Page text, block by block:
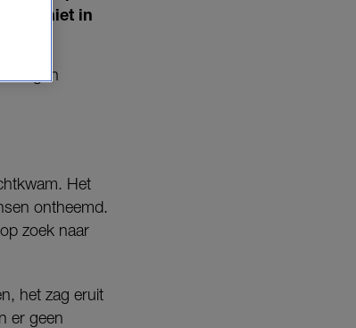
ie niet in
Het
ontheemd.
zoek naar
het zag eruit
er geen